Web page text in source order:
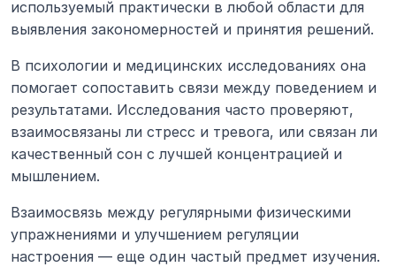
используемый практически в любой области для
выявления закономерностей и принятия решений.
В психологии и медицинских исследованиях она
помогает сопоставить связи между поведением и
результатами. Исследования часто проверяют,
взаимосвязаны ли стресс и тревога, или связан ли
качественный сон с лучшей концентрацией и
мышлением.
Взаимосвязь между регулярными физическими
упражнениями и улучшением регуляции
настроения — еще один частый предмет изучения.